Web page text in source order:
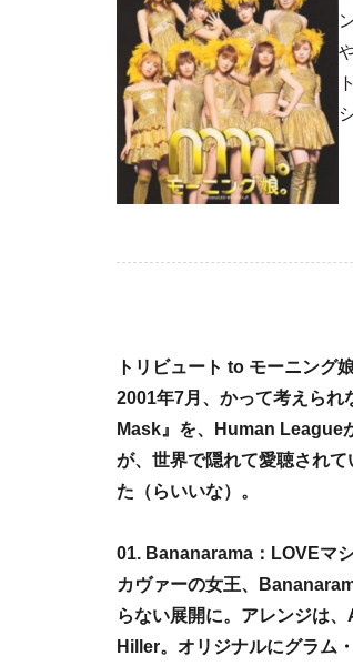
トリビュート to モーニング娘
2001年7月、かって考えら
Mask』を、Human League
が、世界で隠れて愛聴され
た（らいいな）。
01. Bananarama：LOVEマ
カヴァーの女王、
らない展開に。アレンジは
Hiller。オリジナルにグラム